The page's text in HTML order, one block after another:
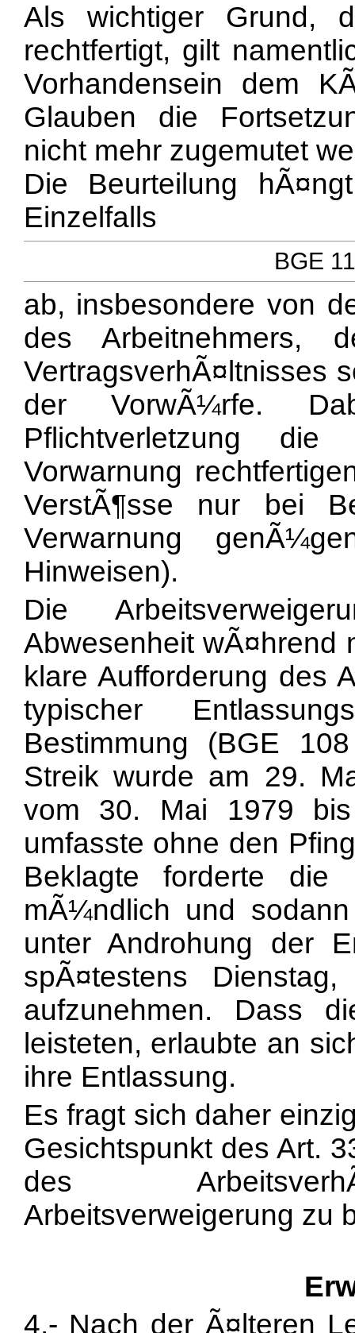
Als wichtiger Grund,
rechtfertigt, gilt
Vorhandensein dem
Glauben die
nicht mehr zugemutet
Die Beurteilung
Einzelfalls
BGE
ab, insbesondere von
des Arbeitnehmers,
VertragsverhÃ¤ltnisses
der VorwÃ¼rfe.
Pflichtverletzung
Vorwarnung
VerstÃ¶sse nur bei
Verwarnung
Hinweisen).
Die
Abwesenheit wÃ¤hrend
klare Aufforderung des
typischer
Bestimmung (BGE
Streik wurde am 29.
vom 30. Mai 1979
umfasste ohne den
Beklagte forderte
mÃ¼ndlich und
unter Androhung der
spÃ¤testens
aufzunehmen. Dass
leisteten, erlaubte an
ihre Entlassung.
Es fragt sich daher
Gesichtspunkt des Art.
des
Arbeitsverweigerung zu
4.- Nach der Ã¤lteren